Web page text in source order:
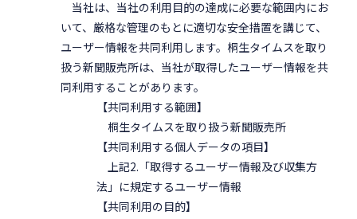
当社は、当社の利用目的の達成に必要な範囲内にお
いて、厳格な管理のもとに適切な安全措置を講じて、
ユーザー情報を共同利用します。桐生タイムスを取り
扱う新聞販売所は、当社が取得したユーザー情報を共
同利用することがあります。
【共同利用する範囲】
桐生タイムスを取り扱う新聞販売所
【共同利用する個人データの項目】
上記2.「取得するユーザー情報及び収集方
法」に規定するユーザー情報
【共同利用の目的】